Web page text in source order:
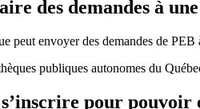
des demandes à
peut envoyer des demandes de
publiques autonomes du
pour pouvoir